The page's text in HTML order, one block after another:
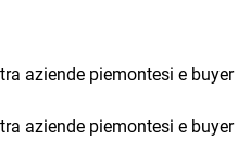
aziende piemontesi e buyer
aziende piemontesi e buyer